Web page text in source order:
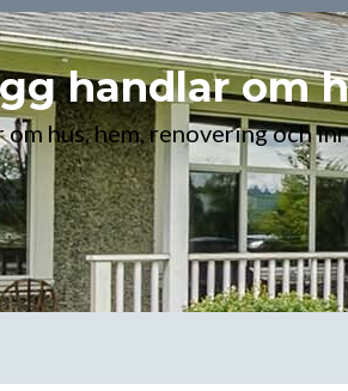
handlar om
om hus, hem, renovering och